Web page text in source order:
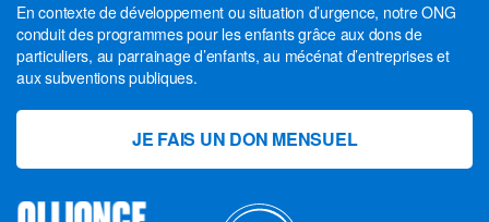
En contexte de développement ou situation d’urgence, notre ONG
conduit des programmes pour les enfants grâce aux dons de
particuliers, au parrainage d’enfants, au mécénat d’entreprises et
aux subventions publiques.
JE FAIS UN DON MENSUEL